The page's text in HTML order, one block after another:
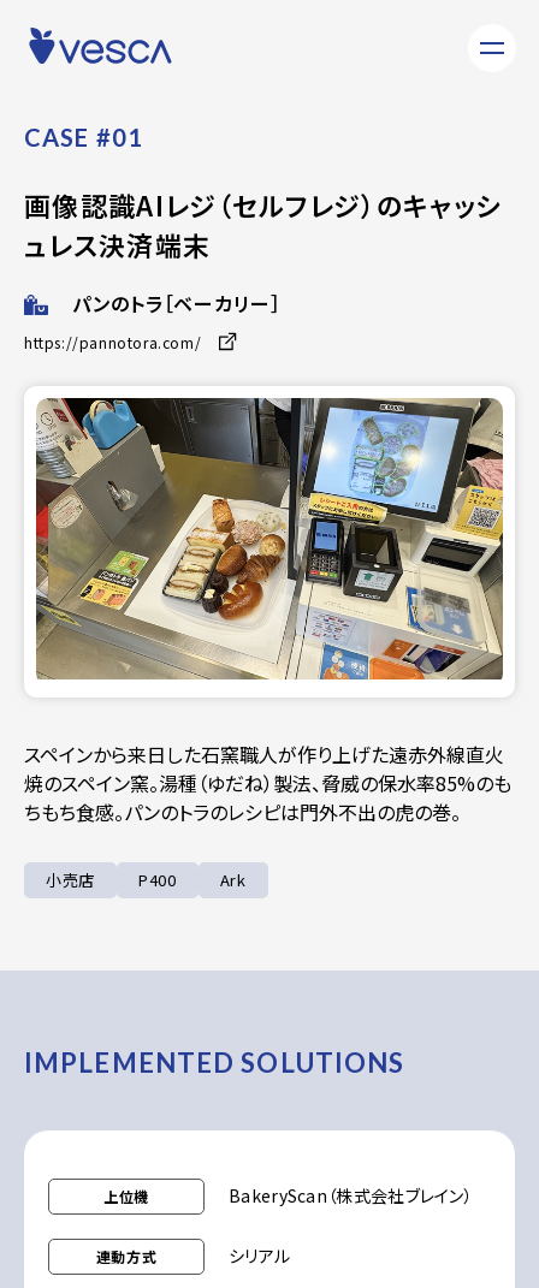
CASE #01
画像認識AIレジ （セルフレジ） のキャッシ
ュレス決済端末
パンのトラ［ベーカリー］
https://pannotora.com/
スペインから来日した石窯職人が作り上げた遠赤外線直火
焼のスペイン窯。湯種（ゆだね）製法、脅威の保水率85%のも
ちもち食感。パンのトラのレシピは門外不出の虎の巻。
小売店 P400 Ark
IMPLEMENTED SOLUTIONS
上位機 BakeryScan（株式会社ブレイン）
連動方式 シリアル